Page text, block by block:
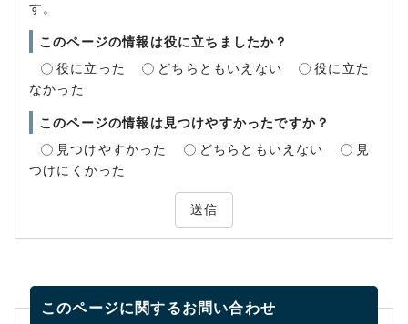
す。
このページの情報は役に立ちましたか？
役に立った
どちらともいえない
役に立た
なかった
このページの情報は見つけやすかったですか？
見つけやすかった
どちらともいえない
見
つけにくかった
送信
このページに関するお問い合わせ